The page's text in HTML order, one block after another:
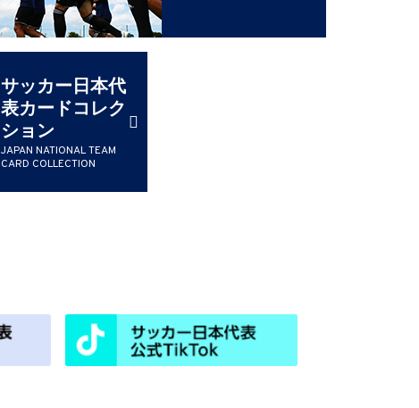
サッカー日本代
表カードコレク
ション
JAPAN NATIONAL TEAM
CARD COLLECTION